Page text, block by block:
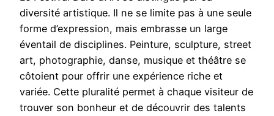
diversité artistique. Il ne se limite pas à une seule
forme d’expression, mais embrasse un large
éventail de disciplines. Peinture, sculpture, street
art, photographie, danse, musique et théâtre se
côtoient pour offrir une expérience riche et
variée. Cette pluralité permet à chaque visiteur de
trouver son bonheur et de découvrir des talents